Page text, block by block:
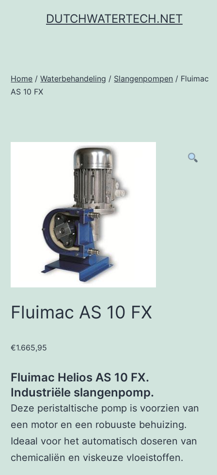
DUTCHWATERTECH.NET
Home /Waterbehandeling / Slangenpompen / Fluimac
AS 10 FX
Fluimac AS 10 FX
€1.665,95
Fluimac Helios AS 10 FX.
Industriële slangenpomp.
Deze peristaltische pomp is voorzien van
een motor en een robuuste behuizing.
Ideaal voor het automatisch doseren van
chemicaliën en viskeuze vloeistoffen.